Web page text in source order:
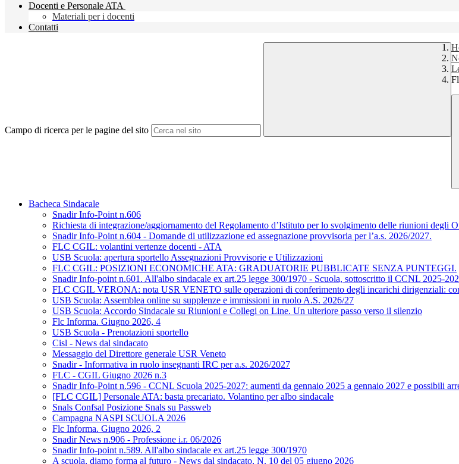
Docenti e Personale ATA
Materiali per i docenti
Contatti
Campo di ricerca per le pagine del sito
Bacheca Sindacale
Snadir Info-Point n.606
Richiesta di integrazione/aggiornamento del Regolamento d’Istituto per lo svolgimento delle riunioni degli
Snadir Info-Point n.604 - Domande di utilizzazione ed assegnazione provvisoria per l’a.s. 2026/2027.
FLC CGIL: volantini vertenze docenti - ATA
USB Scuola: apertura sportello Assegnazioni Provvisorie e Utilizzazioni
FLC CGIL: POSIZIONI ECONOMICHE ATA: GRADUATORIE PUBBLICATE SENZA PUNTEGGI.
Snadir Info-point n.601. All'albo sindacale ex art.25 legge 300/1970 - Scuola, sottoscritto il CCNL 2025-
FLC CGIL VERONA: nota USR VENETO sulle operazioni di conferimento degli incarichi dirigenziali:
USB Scuola: Assemblea online su supplenze e immissioni in ruolo A.S. 2026/27
USB Scuola: Accordo Sindacale su Riunioni e Collegi on Line. Un ulteriore passo verso il silenzio
Flc Informa. Giugno 2026, 4
USB Scuola - Prenotazioni sportello
Cisl - News dal sindacato
Messaggio del Direttore generale USR Veneto
Snadir - Informativa in ruolo insegnanti IRC per a.s. 2026/2027
FLC - CGIL Giugno 2026 n.3
Snadir Info-Point n.596 - CCNL Scuola 2025-2027: aumenti da gennaio 2025 a gennaio 2027 e possibili
[FLC CGIL] Personale ATA: basta precariato. Volantino per albo sindacale
Snals Confsal Posizione Snals su Passweb
Campagna NASPI SCUOLA 2026
Flc Informa. Giugno 2026, 2
Snadir News n.906 - Professione i.r. 06/2026
Snadir Info-point n.589. All'albo sindacale ex art.25 legge 300/1970
A scuola, diamo forma al futuro - News dal sindacato, N. 10 del 05 giugno 2026